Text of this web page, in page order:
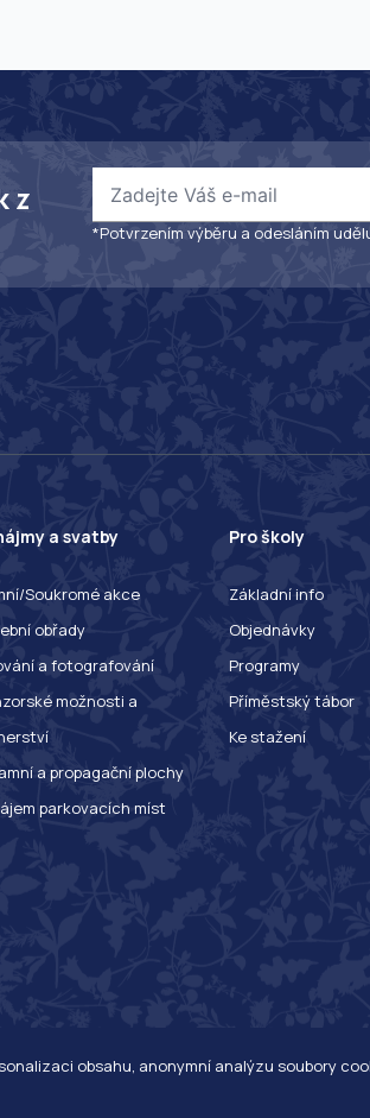
obsahu, anonymní analýzu soubory
z
*Potvrzením výběru a odesláním
a svatby
Soukromé akce
obřady
a fotografování
možnosti a
a propagační plochy
parkovacích míst
Pro školy
Základní info
Objednávky
Programy
Příměstský tábor
Ke stažení
m. Prahy, Trojská 800/196, 171 00 Praha 7 - Troja.